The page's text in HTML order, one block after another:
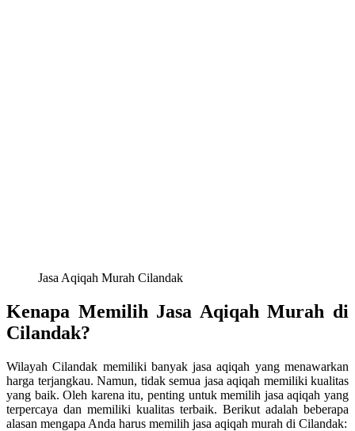
Jasa Aqiqah Murah Cilandak
Kenapa Memilih Jasa Aqiqah Murah di
Cilandak?
Wilayah Cilandak memiliki banyak jasa aqiqah yang menawarkan
harga terjangkau. Namun, tidak semua jasa aqiqah memiliki kualitas
yang baik. Oleh karena itu, penting untuk memilih jasa aqiqah yang
terpercaya dan memiliki kualitas terbaik. Berikut adalah beberapa
alasan mengapa Anda harus memilih jasa aqiqah murah di Cilandak: